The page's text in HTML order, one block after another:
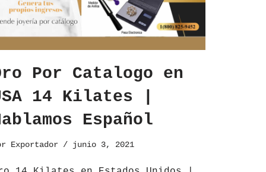
Por Catalogo en
14 Kilates |
Español
Exportador junio 3, 2021